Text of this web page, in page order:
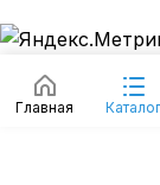
Главная Каталог